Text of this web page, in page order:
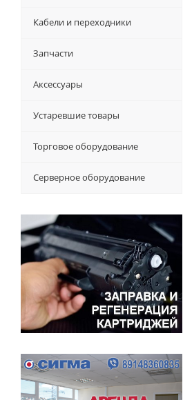
Кабели и переходники
Запчасти
Аксессуары
Устаревшие товары
Торговое оборудование
Серверное оборудование